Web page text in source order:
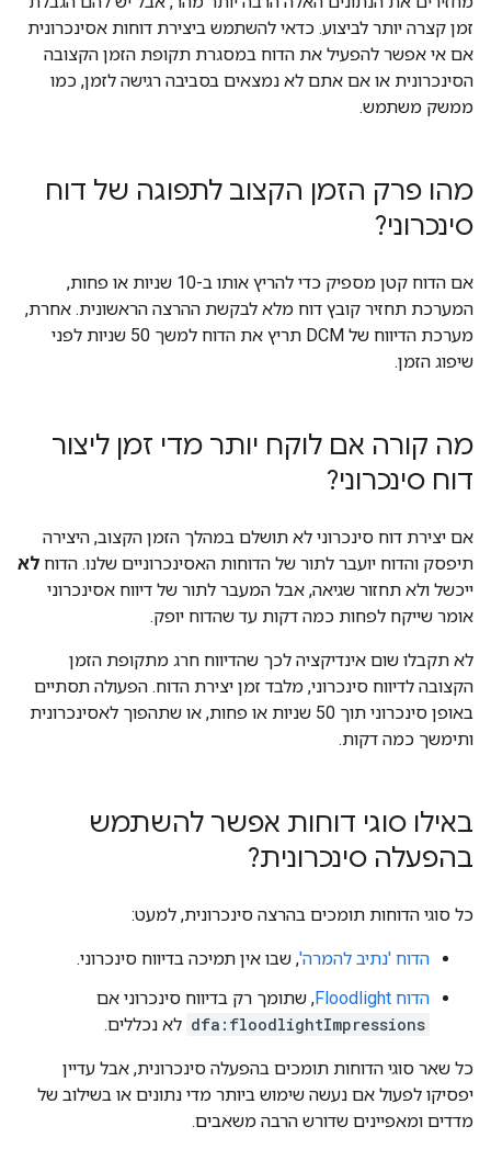
זמן קצרה יותר לביצוע. כדאי להשתמש ביצירת דוחות אסינכרונית
אם אי אפשר להפעיל את הדוח במסגרת תקופת הזמן הקצובה
הסינכרונית או אם אתם לא נמצאים בסביבה רגישה לזמן, כמו
ממשק משתמש.
מהו פרק הזמן הקצוב לתפוגה של דוח
סינכרוני?
אם הדוח קטן מספיק כדי להריץ אותו ב-10 שניות או פחות,
המערכת תחזיר קובץ דוח מלא לבקשת ההרצה הראשונית. אחרת,
מערכת הדיווח של DCM תריץ את הדוח למשך 50 שניות לפני
שיפוג הזמן.
מה קורה אם לוקח יותר מדי זמן ליצור
דוח סינכרוני?
אם יצירת דוח סינכרוני לא תושלם במהלך הזמן הקצוב, היצירה
תיפסק והדוח יועבר לתור של הדוחות האסינכרוניים שלנו. הדוח לא
ייכשל ולא תחזור שגיאה, אבל המעבר לתור של דיווח אסינכרוני
אומר שייקח לפחות כמה דקות עד שהדוח יופק.
לא תקבלו שום אינדיקציה לכך שהדיווח חרג מתקופת הזמן
הקצובה לדיווח סינכרוני, מלבד זמן יצירת הדוח. הפעולה תסתיים
באופן סינכרוני תוך 50 שניות או פחות, או שתהפוך לאסינכרונית
ותימשך כמה דקות.
באילו סוגי דוחות אפשר להשתמש
בהפעלה סינכרונית?
כל סוגי הדוחות תומכים בהרצה סינכרונית, למעט:
הדוח 'נתיב להמרה', שבו אין תמיכה בדיווח סינכרוני.
הדוח Floodlight
, שתומך רק בדיווח סינכרוני אם
dfa:floodlightImpressions לא נכללים.
כל שאר סוגי הדוחות תומכים בהפעלה סינכרונית, אבל עדיין
יפסיקו לפעול אם נעשה שימוש ביותר מדי נתונים או בשילוב של
מדדים ומאפיינים שדורש הרבה משאבים.